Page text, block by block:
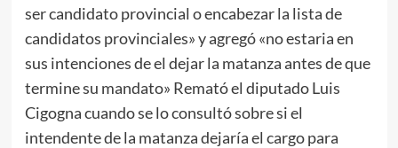
ser candidato provincial o encabezar la lista de
candidatos provinciales» y agregó «no estaria en
sus intenciones de el dejar la matanza antes de que
termine su mandato» Remató el diputado Luis
Cigogna cuando se lo consultó sobre si el
intendente de la matanza dejaría el cargo para